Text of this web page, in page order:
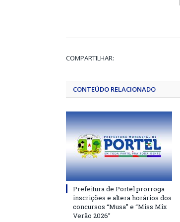
COMPARTILHAR:
CONTEÚDO RELACIONADO
Prefeitura de Portel prorroga
inscrições e altera horários dos
concursos “Musa” e “Miss Mix
Verão 2026”